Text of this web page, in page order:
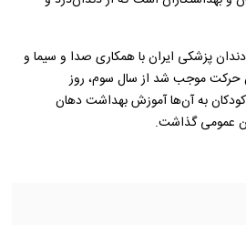
دندان پزشکی ایران با همکاری صدا و سیما و
حرکت موجب شد از سال سوم، روز
به آن‌ها آموزش بهداشت دهان
عمومی گذاشت.